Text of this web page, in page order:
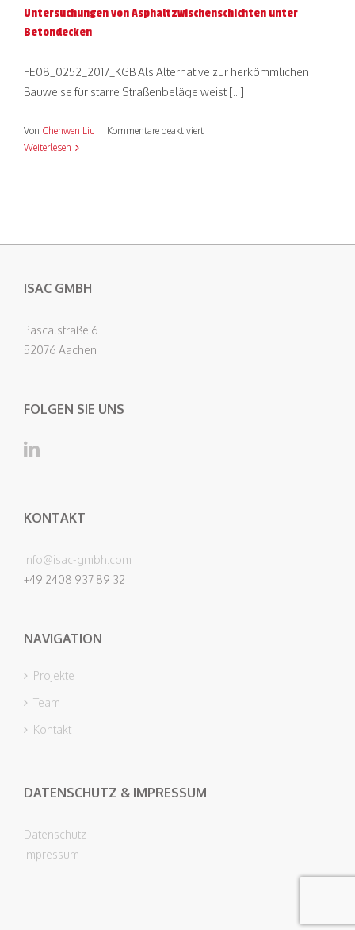
für
Untersuchungen von Asphaltzwischenschichten unter
Betondecken
FE08_0252_2017_KGB Als Alternative zur herkömmlichen
Bauweise für starre Straßenbeläge weist [...]
Von Chenwen Liu | Kommentare deaktiviertfür
von
Weiterlesen
ISAC GMBH
Pascalstraße 6
52076 Aachen
FOLGEN SIE UNS
KONTAKT
info@isac-gmbh.com
+49 2408 937 89 32
NAVIGATION
Projekte
Team
Kontakt
DATENSCHUTZ & IMPRESSUM
Datenschutz
Impressum